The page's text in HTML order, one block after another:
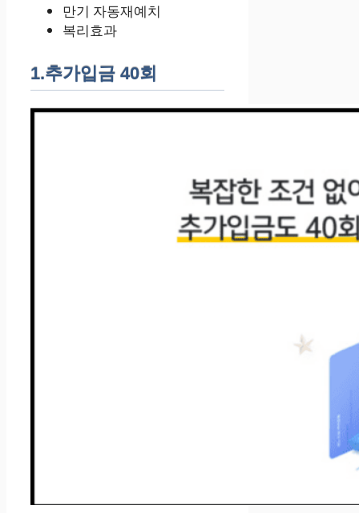
만기 자동재예치
복리효과
1.추가입금 40회